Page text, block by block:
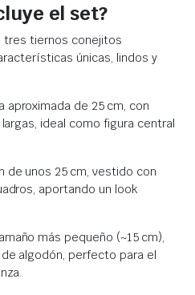
el set?
tres tiernos conejitos
únicas, lindos y
aproximada de 25 cm, con
ideal como figura central
de unos 25 cm, vestido con
aportando un look
más pequeño (~15 cm),
algodón, perfecto para el